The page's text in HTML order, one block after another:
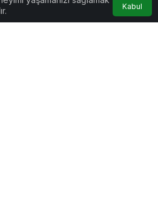
Kabul